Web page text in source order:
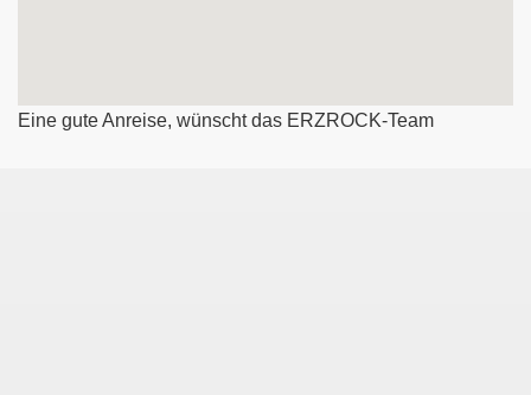
Eine gute Anreise, wünscht das ERZROCK-Team